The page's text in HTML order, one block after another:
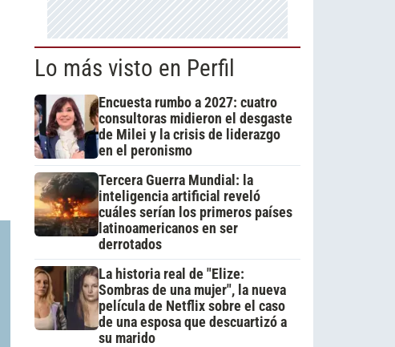
Lo más visto en Perfil
Encuesta rumbo a 2027: cuatro
consultoras midieron el desgaste
de Milei y la crisis de liderazgo
en el peronismo
Tercera Guerra Mundial: la
inteligencia artificial reveló
cuáles serían los primeros países
latinoamericanos en ser
derrotados
La historia real de "Elize:
Sombras de una mujer", la nueva
película de Netflix sobre el caso
de una esposa que descuartizó a
su marido